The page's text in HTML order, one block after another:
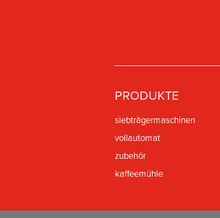
PRODUKTE
siebträgermaschinen
vollautomat
zubehör
kaffeemühle